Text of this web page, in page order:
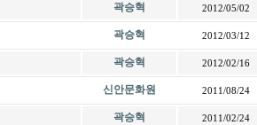
곽승혁 2012/05/02
곽승혁 2012/03/12
곽승혁 2012/02/16
신안문화원 2011/08/24
곽승혁 2011/02/24